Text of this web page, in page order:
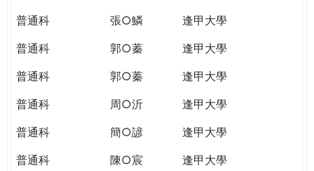
普通科
張○鱗
逢甲大學
普通科
郭○蓁
逢甲大學
普通科
郭○蓁
逢甲大學
普通科
周○沂
逢甲大學
普通科
簡○諺
逢甲大學
普通科
陳○宸 逢甲大學